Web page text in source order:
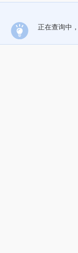
正在查询中